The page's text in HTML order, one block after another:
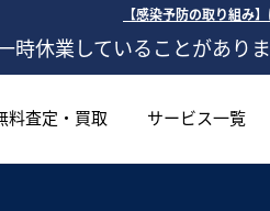
【感染予防の取り組み
時休業していることがあり
料査定・買取 サービス一覧